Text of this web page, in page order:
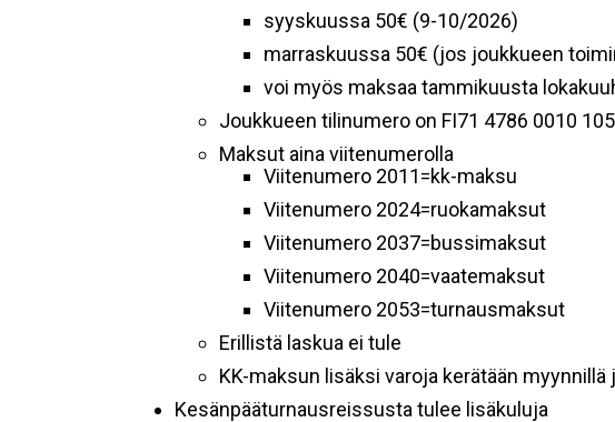
syyskuussa 50€ (9-10/2026)
marraskuussa 50€ (jos joukkueen
voi myös maksaa tammikuusta
Joukkueen tilinumero on FI71 4786 0010
Maksut aina viitenumerolla
Viitenumero 2011=kk-maksu
Viitenumero 2024=ruokamaksut
Viitenumero 2037=bussimaksut
Viitenumero 2040=vaatemaksut
Viitenumero 2053=turnausmaksut
Erillistä laskua ei tule
KK-maksun lisäksi varoja kerätään
Kesänpääturnausreissusta tulee lisäkuluja